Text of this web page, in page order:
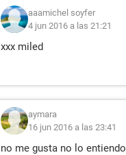
aaamichel soyfer
4 jun 2016 a las 21:21
xxx miled
aymara
16 jun 2016 a las 23:41
no me gusta no lo entiendo